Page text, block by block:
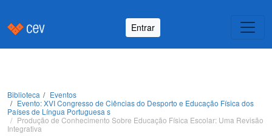
Entrar
Biblioteca
Eventos
Evento: XVI Congresso de Ciências do Desporto e Educação Física dos
Países de Língua Portuguesa s
Produção de Conhecimento Sobre Educação Física Escolar: Uma Revisão
Integrativa